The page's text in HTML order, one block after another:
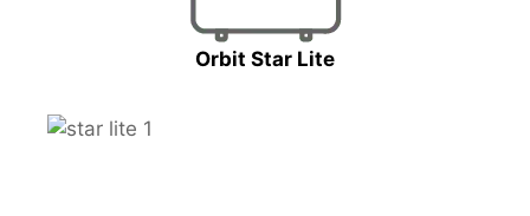
Orbit Star Lite